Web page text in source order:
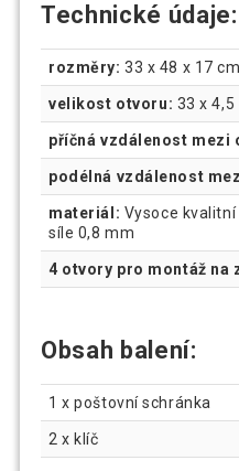
Technické údaje:
rozměry: 33 x 48 x 17 cm
velikost otvoru: 33 x 4,5
příčná vzdálenost mezi
podélná vzdálenost
materiál: Vysoce
síle 0,8 mm
4 otvory pro montáž na
Obsah balení:
1 x poštovní schránka
2 x klíč